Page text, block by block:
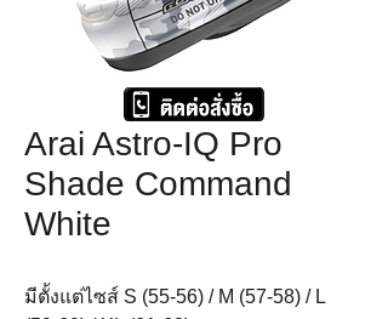
Arai Astro-IQ Pro
Shade Command
White
มีตั้งแต่ไซส์ S (55-56) / M (57-58) / L